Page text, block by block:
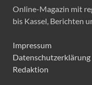
Online-Magazin mit
bis Kassel, Berichten
Impressum
Datenschutzerklärung
Redaktion